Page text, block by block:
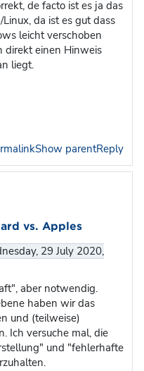
de facto ist es ja das
da ist es gut dass
leicht verschoben
direkt einen Hinweis
liegt.
Show parentReply
vs. Apples
29 July 2020,
aber notwendig.
haben wir das
und (teilweise)
Ich versuche mal, die
und "fehlerhafte